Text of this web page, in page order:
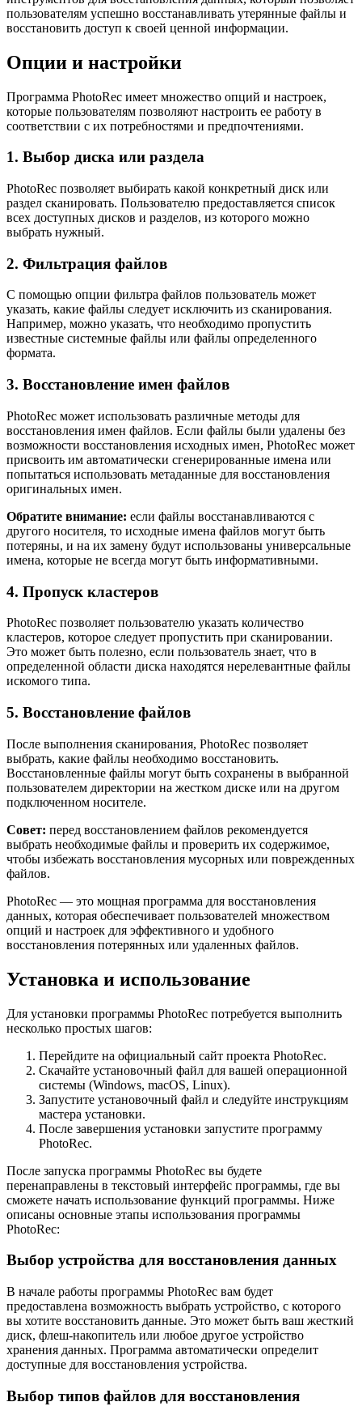
пользователям успешно восстанавливать утерянные файлы и
восстановить доступ к своей ценной информации.
Опции и настройки
Программа PhotoRec имеет множество опций и настроек,
которые пользователям позволяют настроить ее работу в
соответствии с их потребностями и предпочтениями.
1. Выбор диска или раздела
PhotoRec позволяет выбирать какой конкретный диск или
раздел сканировать. Пользователю предоставляется список
всех доступных дисков и разделов, из которого можно
выбрать нужный.
2. Фильтрация файлов
С помощью опции фильтра файлов пользователь может
указать, какие файлы следует исключить из сканирования.
Например, можно указать, что необходимо пропустить
известные системные файлы или файлы определенного
формата.
3. Восстановление имен файлов
PhotoRec может использовать различные методы для
восстановления имен файлов. Если файлы были удалены без
возможности восстановления исходных имен, PhotoRec может
присвоить им автоматически сгенерированные имена или
попытаться использовать метаданные для восстановления
оригинальных имен.
Обратите внимание: если файлы восстанавливаются с
другого носителя, то исходные имена файлов могут быть
потеряны, и на их замену будут использованы универсальные
имена, которые не всегда могут быть информативными.
4. Пропуск кластеров
PhotoRec позволяет пользователю указать количество
кластеров, которое следует пропустить при сканировании.
Это может быть полезно, если пользователь знает, что в
определенной области диска находятся нерелевантные файлы
искомого типа.
5. Восстановление файлов
После выполнения сканирования, PhotoRec позволяет
выбрать, какие файлы необходимо восстановить.
Восстановленные файлы могут быть сохранены в выбранной
пользователем директории на жестком диске или на другом
подключенном носителе.
Совет: перед восстановлением файлов рекомендуется
выбрать необходимые файлы и проверить их содержимое,
чтобы избежать восстановления мусорных или поврежденных
файлов.
PhotoRec — это мощная программа для восстановления
данных, которая обеспечивает пользователей множеством
опций и настроек для эффективного и удобного
восстановления потерянных или удаленных файлов.
Установка и использование
Для установки программы PhotoRec потребуется выполнить
несколько простых шагов:
Перейдите на официальный сайт проекта PhotoRec.
Скачайте установочный файл для вашей операционной
системы (Windows, macOS, Linux).
Запустите установочный файл и следуйте инструкциям
мастера установки.
После завершения установки запустите программу
PhotoRec.
После запуска программы PhotoRec вы будете
перенаправлены в текстовый интерфейс программы, где вы
сможете начать использование функций программы. Ниже
описаны основные этапы использования программы
PhotoRec:
Выбор устройства для восстановления данных
В начале работы программы PhotoRec вам будет
предоставлена возможность выбрать устройство, с которого
вы хотите восстановить данные. Это может быть ваш жесткий
диск, флеш-накопитель или любое другое устройство
хранения данных. Программа автоматически определит
доступные для восстановления устройства.
Выбор типов файлов для восстановления